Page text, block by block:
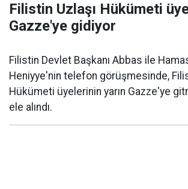
Filistin Uzlaşı Hükümeti
Gazze'ye gidiyor
Filistin Devlet Başkanı Abbas ile
Heniyye'nin telefon görüşmesinde,
Hükümeti üyelerinin yarın Gazze'ye
ele alındı.